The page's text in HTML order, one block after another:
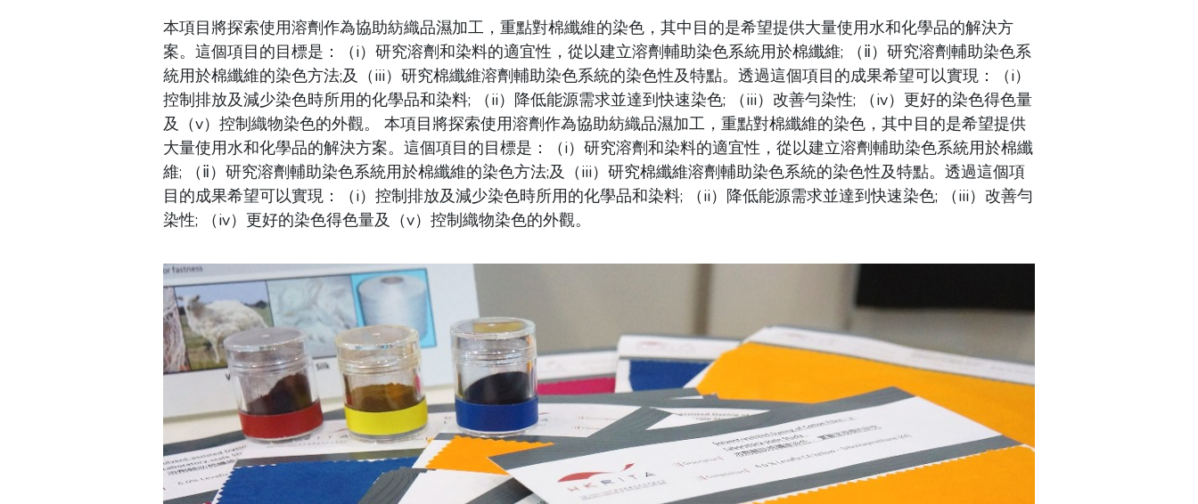
本項目將探索使用溶劑作為協助紡織品濕加工，重點對棉纖維的染色，其中目的是希望提供大量使用水和化學品的解決方
案。這個項目的目標是：（i）研究溶劑和染料的適宜性，從以建立溶劑輔助染色系統用於棉纖維; （ⅱ）研究溶劑輔助染色系
統用於棉纖維的染色方法;及（iii）研究棉纖維溶劑輔助染色系統的染色性及特點。透過這個項目的成果希望可以實現：（i）
控制排放及減少染色時所用的化學品和染料; （ii）降低能源需求並達到快速染色; （iii）改善勻染性; （iv）更好的染色得色量
及（v）控制織物染色的外觀。 本項目將探索使用溶劑作為協助紡織品濕加工，重點對棉纖維的染色，其中目的是希望提供
大量使用水和化學品的解決方案。這個項目的目標是：（i）研究溶劑和染料的適宜性，從以建立溶劑輔助染色系統用於棉纖
維; （ⅱ）研究溶劑輔助染色系統用於棉纖維的染色方法;及（iii）研究棉纖維溶劑輔助染色系統的染色性及特點。透過這個項
目的成果希望可以實現：（i）控制排放及減少染色時所用的化學品和染料; （ii）降低能源需求並達到快速染色; （iii）改善勻
染性; （iv）更好的染色得色量及（v）控制織物染色的外觀。